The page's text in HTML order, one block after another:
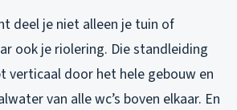
deel je niet alleen je tuin of
ook je riolering. Die standleiding
verticaal door het hele gebouw en
van alle wc’s boven elkaar. En